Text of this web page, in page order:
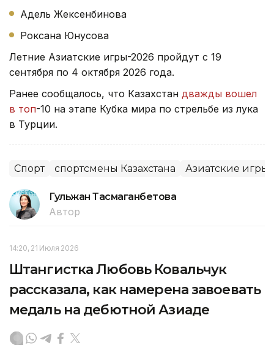
Адель Жексенбинова
Роксана Юнусова
Летние Азиатские игры-2026 пройдут с 19
сентября по 4 октября 2026 года.
Ранее сообщалось, что Казахстан дважды вошел
в топ-10 на этапе Кубка мира по стрельбе из лука
в Турции.
Спорт спортсмены Казахстана Азиатские игры
Гульжан Тасмаганбетова
Автор
14:20, 21 Июля 2026
Штангистка Любовь Ковальчук
рассказала, как намерена завоевать
медаль на дебютной Азиаде